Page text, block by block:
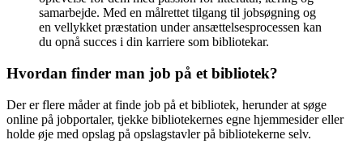
samarbejde. Med en målrettet tilgang til jobsøgning og
en vellykket præstation under ansættelsesprocessen kan
du opnå succes i din karriere som bibliotekar.
Hvordan finder man job på et bibliotek?
Der er flere måder at finde job på et bibliotek, herunder at søge
online på jobportaler, tjekke bibliotekernes egne hjemmesider eller
holde øje med opslag på opslagstavler på bibliotekerne selv.